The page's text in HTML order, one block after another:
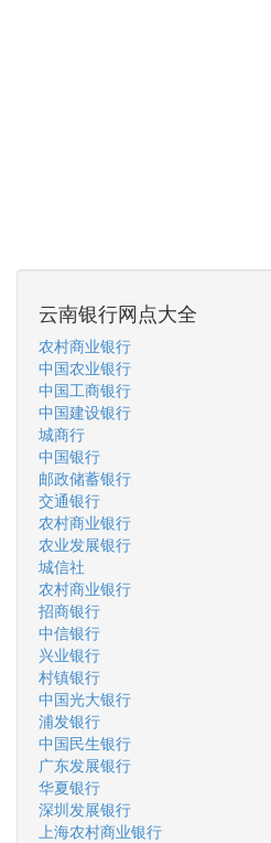
云南银行网点大全
农村商业银行
中国农业银行
中国工商银行
中国建设银行
城商行
中国银行
邮政储蓄银行
交通银行
农村商业银行
农业发展银行
城信社
农村商业银行
招商银行
中信银行
兴业银行
村镇银行
中国光大银行
浦发银行
中国民生银行
广东发展银行
华夏银行
深圳发展银行
上海农村商业银行